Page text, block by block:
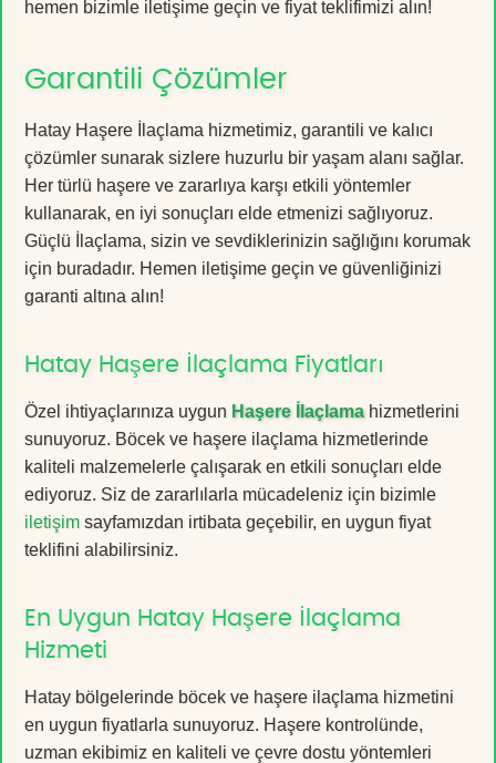
hemen bizimle iletişime geçin ve fiyat teklifimizi alın!
Garantili Çözümler
Hatay Haşere İlaçlama hizmetimiz, garantili ve kalıcı
çözümler sunarak sizlere huzurlu bir yaşam alanı sağlar.
Her türlü haşere ve zararlıya karşı etkili yöntemler
kullanarak, en iyi sonuçları elde etmenizi sağlıyoruz.
Güçlü İlaçlama, sizin ve sevdiklerinizin sağlığını korumak
için buradadır. Hemen iletişime geçin ve güvenliğinizi
garanti altına alın!
Hatay Haşere İlaçlama Fiyatları
Özel ihtiyaçlarınıza uygun Haşere İlaçlamahizmetlerini
sunuyoruz. Böcek ve haşere ilaçlama hizmetlerinde
kaliteli malzemelerle çalışarak en etkili sonuçları elde
ediyoruz. Siz de zararlılarla mücadeleniz için bizimle
iletişim sayfamızdan irtibata geçebilir, en uygun fiyat
teklifini alabilirsiniz.
En Uygun Hatay Haşere İlaçlama
Hizmeti
Hatay bölgelerinde böcek ve haşere ilaçlama hizmetini
en uygun fiyatlarla sunuyoruz. Haşere kontrolünde,
uzman ekibimiz en kaliteli ve çevre dostu yöntemleri